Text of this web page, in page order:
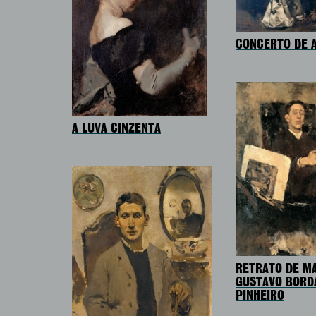
A LUVA CINZENTA
CONCERTO DE
RETRATO DE
GUSTAVO
PINHEIRO